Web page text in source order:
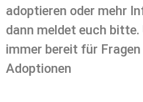
adoptieren oder mehr
dann meldet euch
immer bereit für
Adoptionen